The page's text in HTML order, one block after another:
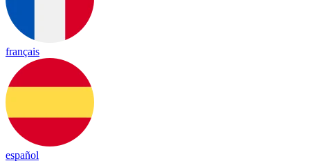
français
español